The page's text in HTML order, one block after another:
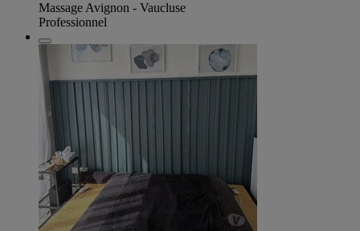
Massage Avignon - Vaucluse
Professionnel